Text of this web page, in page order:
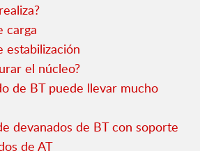
carga
estabilización
el núcleo?
de BT puede llevar mucho
devanados de BT con soporte
de AT